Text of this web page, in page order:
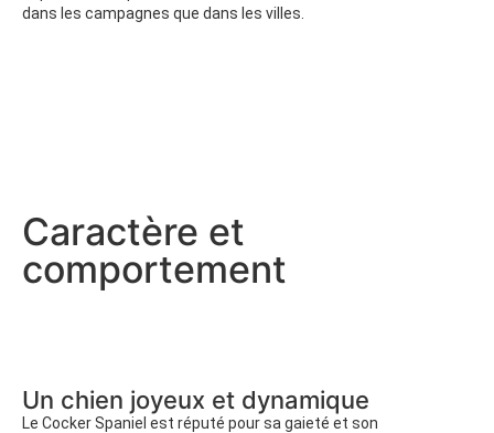
dans les campagnes que dans les villes.
Caractère et
comportement
Un chien joyeux et dynamique
Le Cocker Spaniel est réputé pour sa gaieté et son